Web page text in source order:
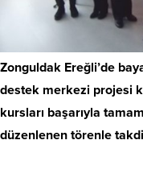
Zonguldak Ereğli’de
destek merkezi projesi
kursları başarıyla
düzenlenen törenle